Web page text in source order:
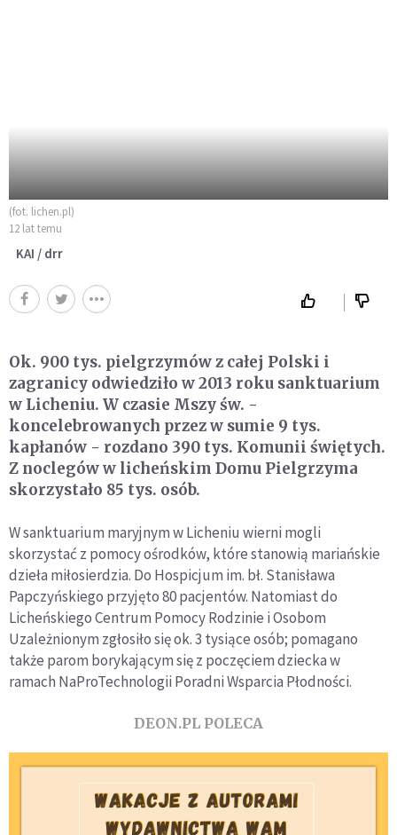
(fot. lichen.pl)
12 lat temu
KAI / drr
Ok. 900 tys. pielgrzymów z całej Polski i
zagranicy odwiedziło w 2013 roku sanktuarium
w Licheniu. W czasie Mszy św. -
koncelebrowanych przez w sumie 9 tys.
kapłanów - rozdano 390 tys. Komunii świętych.
Z noclegów w licheńskim Domu Pielgrzyma
skorzystało 85 tys. osób.
W sanktuarium maryjnym w Licheniu wierni mogli
skorzystać z pomocy ośrodków, które stanowią mariańskie
dzieła miłosierdzia. Do Hospicjum im. bł. Stanisława
Papczyńskiego przyjęto 80 pacjentów. Natomiast do
Licheńskiego Centrum Pomocy Rodzinie i Osobom
Uzależnionym zgłosiło się ok. 3 tysiące osób; pomagano
także parom borykającym się z poczęciem dziecka w
ramach NaProTechnologii Poradni Wsparcia Płodności.
DEON.PL POLECA